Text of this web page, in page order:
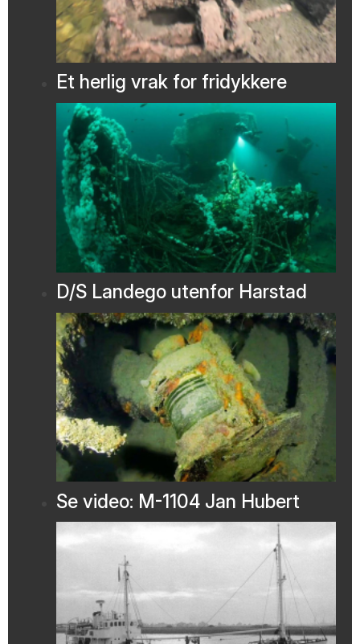
Et herlig vrak for fridykkere
D/S Landego utenfor Harstad
Se video: M-1104 Jan Hubert